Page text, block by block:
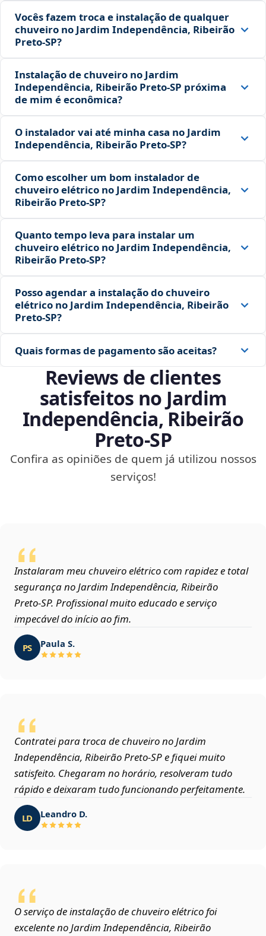
Vocês fazem troca e instalação de qualquer
chuveiro no Jardim Independência, Ribeirão
Preto‑SP?
Instalação de chuveiro no Jardim
Independência, Ribeirão Preto‑SP próxima
de mim é econômica?
O instalador vai até minha casa no Jardim
Independência, Ribeirão Preto‑SP?
Como escolher um bom instalador de
chuveiro elétrico no Jardim Independência,
Ribeirão Preto‑SP?
Quanto tempo leva para instalar um
chuveiro elétrico no Jardim Independência,
Ribeirão Preto‑SP?
Posso agendar a instalação do chuveiro
elétrico no Jardim Independência, Ribeirão
Preto‑SP?
Quais formas de pagamento são aceitas?
Reviews de clientes
satisfeitos no Jardim
Independência, Ribeirão
Preto‑SP
Confira as opiniões de quem já utilizou nossos
serviços!
Instalaram meu chuveiro elétrico com rapidez e total
segurança no Jardim Independência, Ribeirão
Preto‑SP. Profissional muito educado e serviço
impecável do início ao fim.
PS Paula S.
Contratei para troca de chuveiro no Jardim
Independência, Ribeirão Preto‑SP e fiquei muito
satisfeito. Chegaram no horário, resolveram tudo
rápido e deixaram tudo funcionando perfeitamente.
LD Leandro D.
O serviço de instalação de chuveiro elétrico foi
excelente no Jardim Independência, Ribeirão